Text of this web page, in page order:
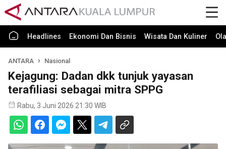
Headlines Ekonomi Dan Bisnis Wisata Dan Kuliner
ANTARA Nasional
Kejagung: Dadan dkk tunjuk yayasan
terafiliasi sebagai mitra SPPG
Rabu, 3 Juni 2026 21:30 WIB